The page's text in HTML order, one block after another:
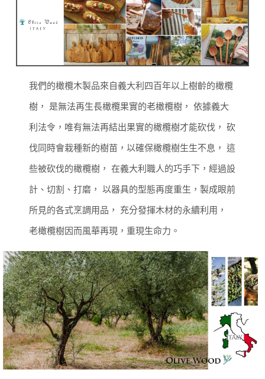
我們的橄欖木製品來自義大利四百年以上樹齡的橄欖
樹， 是無法再生長橄欖果實的老橄欖樹， 依據義大
利法令，唯有無法再結出果實的橄欖樹才能砍伐， 砍
伐同時會栽種新的樹苗，以確保橄欖樹生生不息， 這
些被砍伐的橄欖樹， 在義大利職人的巧手下，經過設
計、切割、打磨， 以器具的型態再度重生，製成眼前
所見的各式烹調用品， 充分發揮木材的永續利用，
老橄欖樹因而風華再現，重現生命力。